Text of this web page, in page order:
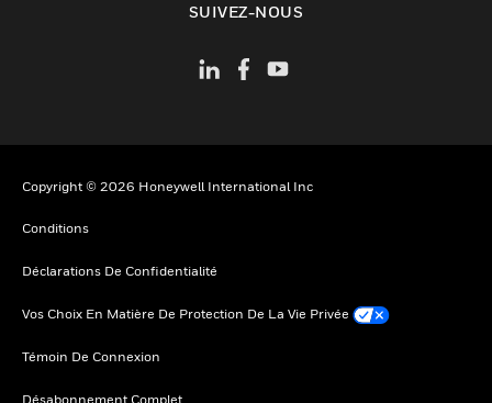
SUIVEZ-NOUS
Copyright © 2026 Honeywell International Inc
Conditions
Déclarations De Confidentialité
Vos Choix En Matière De Protection De La Vie Privée
Témoin De Connexion
Désabonnement Complet